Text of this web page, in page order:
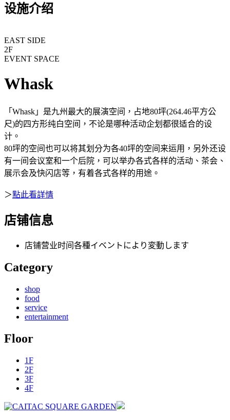
设施介绍
EAST SIDE
2F
EVENT SPACE
Whask
「Whask」是九州最大的展演空间，占地80坪(264.46平方公
尺)的四方形纯白空间，不论是哪种活动企划都很适合的设
计。
80坪的空间也可以将其划分为各40坪的空间来运用，另外还设
有一间会议室和一个后院，可以举办各式各样的活动、茶会、
展示会及快闪店等，有着各式各样的用途。
＞點此看詳情
店铺信息
店铺营业时间各種イベントにより変動します
Category
shop
food
service
entertainment
Floor
1F
2F
3F
4F